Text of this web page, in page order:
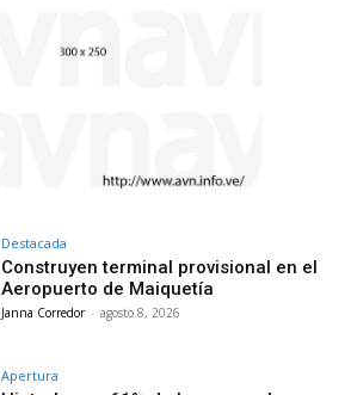
Destacada
Construyen terminal provisional en el
Aeropuerto de Maiquetía
Janna Corredor - agosto 8, 2026
Apertura